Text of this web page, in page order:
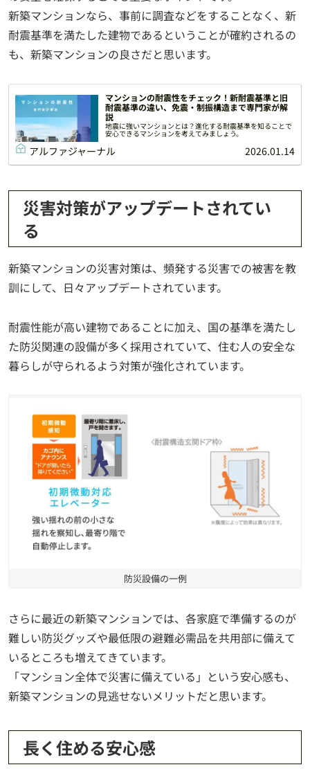
新築マンションなら、事前に調査などをすることなく、新
耐震基準を満たした建物であるということが確約されるの
も、新築マンションの良さだと思います。
マンションの耐震性をチェック！新耐震基準と旧
耐震基準の違い、免震・制振構造まで専門家が解
説
地震に強いマンションとは？進化する耐震基準を知ることで
安心できるマンションを考えてみましょう。
アルファジャーナル 2026.01.14
災害対策がアップデートされてい
る
新築マンションの災害対策は、頻発する災害での被害を教
訓にして、日々アップデートされています。
耐震性能が高い建物であることに加え、国の基準を満たし
た防災関連の設備が多く採用されていて、住む人の安全な
暮らしが守られるよう対策が強化されています。
防災設備の一例
さらに最近の新築マンションでは、各家庭で準備するのが
難しい防災グッズや最低限の避難必需品を共用部に備えて
いるところも増えてきています。
「マンション全体で災害に備えている」という安心感も、
新築マンションの見逃せないメリットだと思います。
長く住める安心感